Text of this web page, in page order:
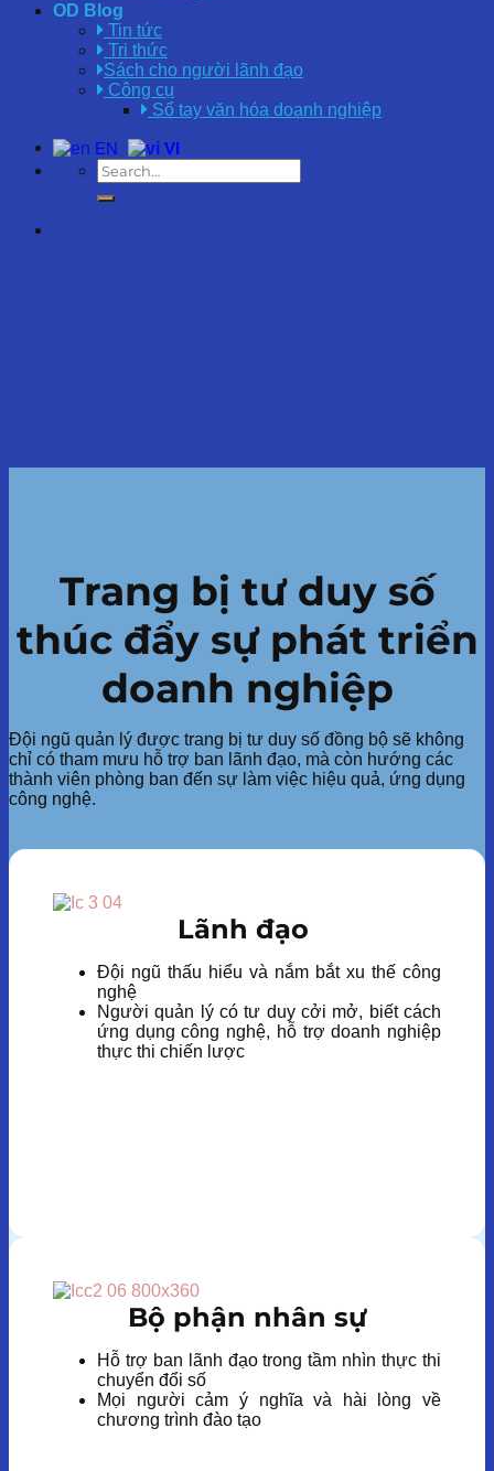
OD Blog
Tin tức
Tri thức
Sách cho người lãnh đạo
Công cụ
Sổ tay văn hóa doanh nghiệp
EN VI
Trang bị tư duy số
thúc đẩy sự phát triển
doanh nghiệp
Đội ngũ quản lý được trang bị tư duy số đồng bộ sẽ không
chỉ có tham mưu hỗ trợ ban lãnh đạo, mà còn hướng các
thành viên phòng ban đến sự làm việc hiệu quả, ứng dụng
công nghệ.
Lãnh đạo
Đội ngũ thấu hiểu và nắm bắt xu thế công
nghệ
Người quản lý có tư duy cởi mở, biết cách
ứng dụng công nghệ, hỗ trợ doanh nghiệp
thực thi chiến lược
Bộ phận nhân sự
Hỗ trợ ban lãnh đạo trong tầm nhìn thực thi
chuyển đổi số
Mọi người cảm ý nghĩa và hài lòng về
chương trình đào tạo